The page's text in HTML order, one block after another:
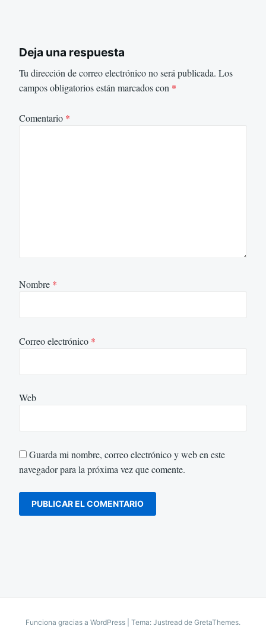
Deja una respuesta
Tu dirección de correo electrónico no será publicada. Los
campos obligatorios están marcados con *
Comentario *
Nombre *
Correo electrónico *
Web
Guarda mi nombre, correo electrónico y web en este
navegador para la próxima vez que comente.
Funciona gracias a WordPress Tema: Justread de GretaThemes.